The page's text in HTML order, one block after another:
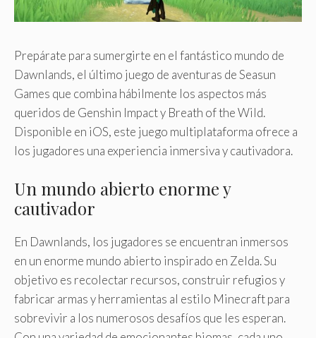
Prepárate para sumergirte en el fantástico mundo de
Dawnlands, el último juego de aventuras de Seasun
Games que combina hábilmente los aspectos más
queridos de Genshin Impact y Breath of the Wild.
Disponible en iOS, este juego multiplataforma ofrece a
los jugadores una experiencia inmersiva y cautivadora.
Un mundo abierto enorme y
cautivador
En Dawnlands, los jugadores se encuentran inmersos
en un enorme mundo abierto inspirado en Zelda. Su
objetivo es recolectar recursos, construir refugios y
fabricar armas y herramientas al estilo Minecraft para
sobrevivir a los numerosos desafíos que les esperan.